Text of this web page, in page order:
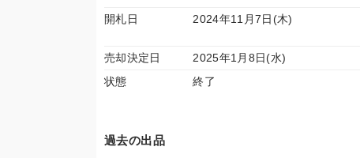
開札日
2024年11月7日(木)
売却決定日 2025年1月8日(水)
状態
終了
過去の出品